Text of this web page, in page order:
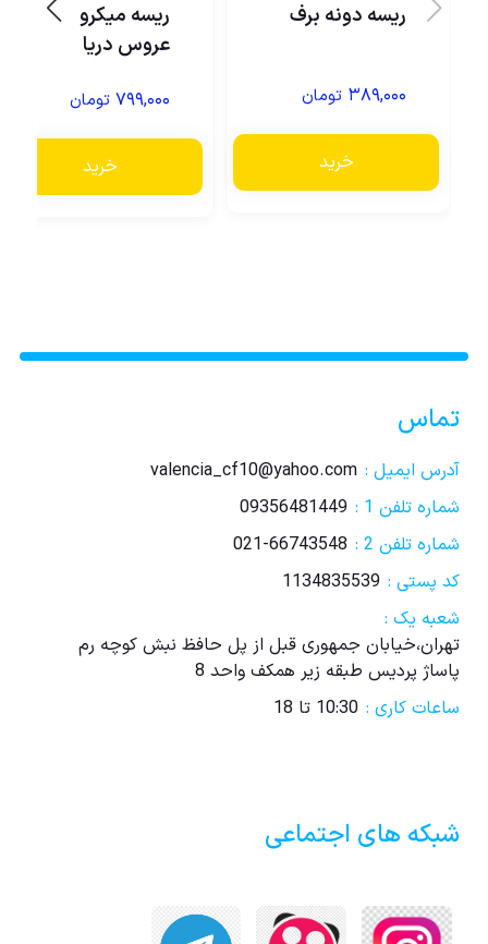
ریسه دونه برف
۳۸۹,۰۰۰ تومان
خرید
ریسه میکرو طرح
عروس دریا
۷۹۹,۰۰۰ تومان
خرید
تماس
آدرس ایمیل : valencia_cf10@yahoo.com
شماره تلفن 1 :
09356481449
شماره تلفن 2 :
021-66743548
کد پستی : 1134835539
شعبه یک :
تهران،خیابان جمهوری قبل از پل حافظ نبش کوچه رم
پاساژ پردیس طبقه زیر همکف واحد 8
ساعات کاری : 10:30 تا 18
شبکه های اجتماعی